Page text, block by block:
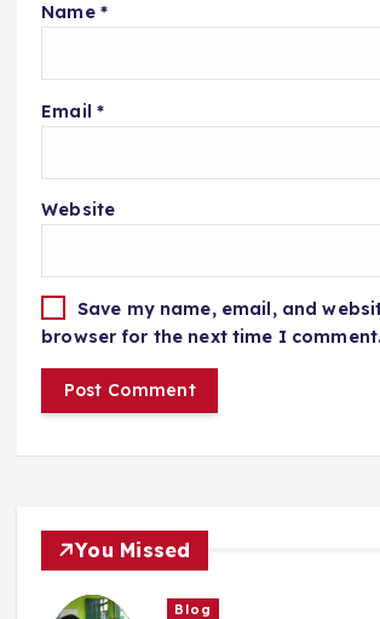
Name *
Email *
Website
Save my name, email, and
browser for the next time I comment.
You Missed
Blog